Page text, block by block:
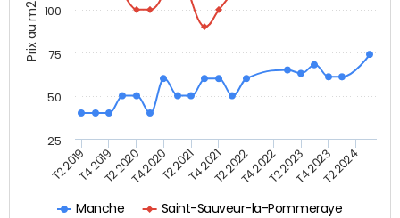
Prix au m2
Manche Saint-Sauveur-la-Pommeraye
T2 2019T4 2019T2 2020T4 2020T2 2021T4 2021T2 2022T4 2022T2 2023T4 2023T2 2024
25
50
75
100